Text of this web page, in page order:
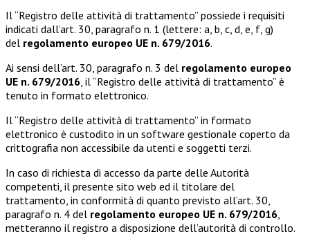
Il “Registro delle attività di trattamento” possiede i requisiti
indicati dall’art. 30, paragrafo n. 1 (lettere: a, b, c, d, e, f, g)
del regolamento europeo UE n. 679/2016.
Ai sensi dell’art. 30, paragrafo n. 3 del regolamento europeo
UE n. 679/2016, il “Registro delle attività di trattamento” è
tenuto in formato elettronico.
Il “Registro delle attività di trattamento” in formato
elettronico è custodito in un software gestionale coperto da
crittografia non accessibile da utenti e soggetti terzi.
In caso di richiesta di accesso da parte delle Autorità
competenti, il presente sito web ed il titolare del
trattamento, in conformità di quanto previsto all’art. 30,
paragrafo n. 4 del regolamento europeo UE n. 679/2016,
metteranno il registro a disposizione dell’autorità di controllo.